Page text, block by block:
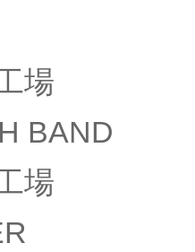
場
BAND
場